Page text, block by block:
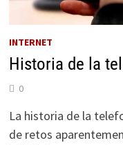
INTERNET
Historia de la
0
La historia de la
de retos